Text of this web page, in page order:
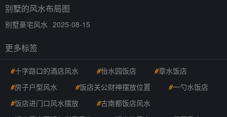
别墅的风水布局图
别墅豪宅风水 2025-08-15
更多标签
#十字路口的酒店风水 #怡水园饭店 #章水饭店
#房子户型风水 #饭店关公财神摆放位置 #一勺水饭店
#饭店进门口风水摆放 #古南都饭店风水